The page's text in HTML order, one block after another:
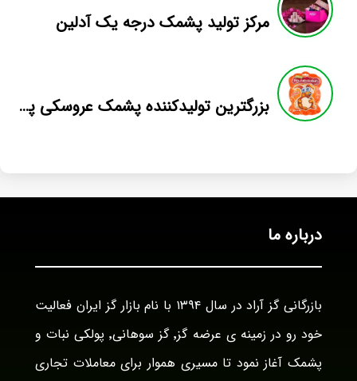
مرکز تولید پشمک درجه یک آدلین
بزرگترین تولیدکننده پشمک عروسکی پرتغالی
درباره ما
بازرگانی گز آراد در سال ۱۳۹۴ با نام بازار گز ایران فعالیت
خود رو در زمینه ی عرضه گز٬ گز سوهانی٬ پولکی نبات و
پشمک آغاز نمود تا مسیری هموار برای معاملات تجاری